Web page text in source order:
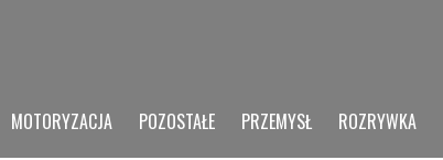
MOTORYZACJA POZOSTAŁE PRZEMYSŁ ROZRYWKA